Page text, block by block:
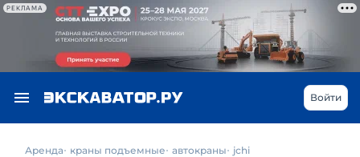
РЕКЛАМА
Войти
Аренда краны подъемные автокраны jchi